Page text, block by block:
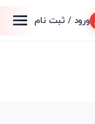
ورود / ثبت نام